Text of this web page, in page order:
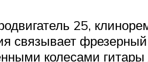
25,
связывает
колесами гитары